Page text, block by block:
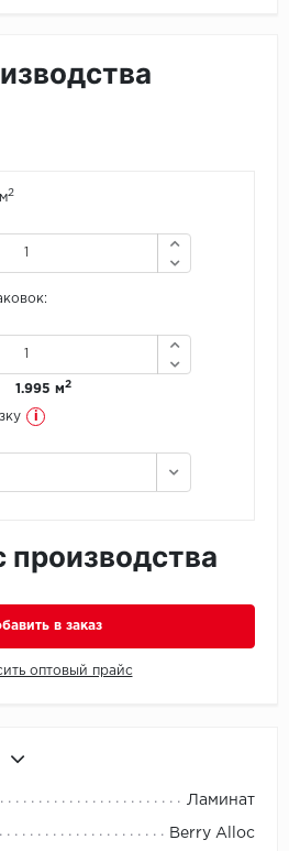
Jinan PDM
KDF
LimeStone
Next Step
No brand
2
1.995 м2
i
производства
в заказ
оптовый прайс
Ламинат
Berry Alloc